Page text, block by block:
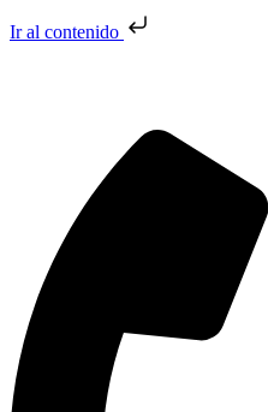
Ir al contenido